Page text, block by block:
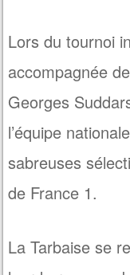
Lors du tournoi
accompagnée
Georges
l’équipe
sabreuses
de France 1.
La Tarbaise se